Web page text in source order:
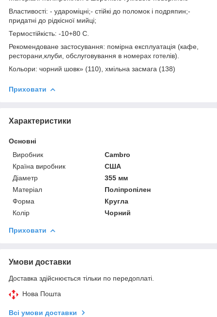
Властивості: - удароміцні;- стійкі до поломок і подряпин;-
придатні до рідкісної мийці;
Термостійкість: -10+80 С.
Рекомендоване застосування: помірна експлуатація (кафе,
ресторани,клуби, обслуговування в номерах готелів).
Кольори: чорний шовк» (110), хмільна засмага (138)
Приховати
Характеристики
Основні
Виробник
Cambro
Країна виробник
США
Діаметр
355 мм
Матеріал
Поліпропілен
Форма
Кругла
Колір
Чорний
Приховати
Умови доставки
Доставка здійснюється тільки по передоплаті.
Нова Пошта
Всі умови доставки